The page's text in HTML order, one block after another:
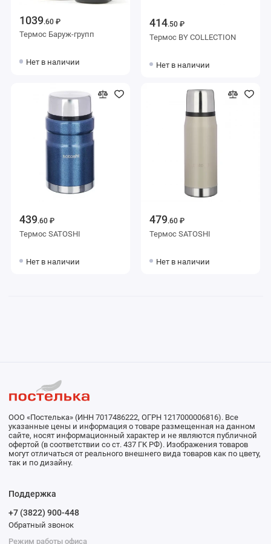
1039.60 ₽
Термос Баруж-групп
Нет в наличии
414.50 ₽
Термос BY COLLECTION
Нет в наличии
439.60 ₽
Термос SATOSHI
Нет в наличии
479.60 ₽
Термос SATOSHI
Нет в наличии
ООО «Постелька» (ИНН 7017486222, ОГРН 1217000006816). Все
указанные цены и информация о товаре размещенная на данном
сайте, носят информационный характер и не являются публичной
офертой (в соответствии со ст. 437 ГК РФ). Изображения товаров
могут отличаться от реального внешнего вида товаров как по цвету,
так и по дизайну.
Поддержка
+7 (3822) 900-448
Обратный звонок
Режим работы офиса